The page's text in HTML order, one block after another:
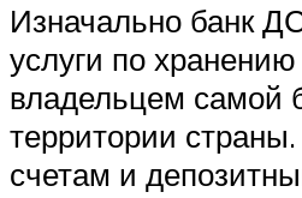
Изначально банк
услуги по
владельцем самой
территории
счетам и